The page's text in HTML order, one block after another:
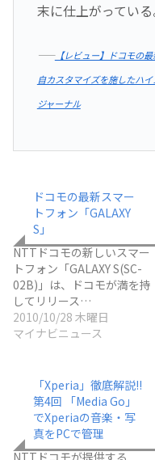
末に仕上がっている
――【レビュー】ドコモの
自カスタマイズを施したハ
ジャーナル
ドコモの最新スマー
トフォン「GALAXY
S」
NTTドコモの新しいスマー
トフォン「GALAXY S(SC-
02B)」は、ドコモが満を持
してリリース…
2010/10/28 木曜日
マイナビニュース
「Xperia」徹底解説!!
第4回 「Media Go」
でXperiaの音楽・写
真をPCで管理
NTTドコモが提供する